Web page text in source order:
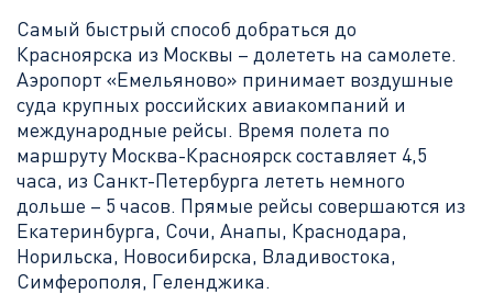
Самый быстрый способ добраться до
Красноярска из Москвы – долететь на самолете.
Аэропорт «Емельяново» принимает воздушные
суда крупных российских авиакомпаний и
международные рейсы. Время полета по
маршруту Москва-Красноярск составляет 4,5
часа, из Санкт-Петербурга лететь немного
дольше – 5 часов. Прямые рейсы совершаются из
Екатеринбурга, Сочи, Анапы, Краснодара,
Норильска, Новосибирска, Владивостока,
Симферополя, Геленджика.